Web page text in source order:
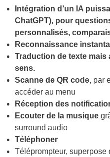
Intégration d’un IA
ChatGPT), pour
personnalisés,
Reconnaissance
Traduction de texte
sens.
Scanne de QR code, par
accéder au menu
Réception des
Ecouter de la musique
surround audio
Téléphoner
Téléprompteur,superpose